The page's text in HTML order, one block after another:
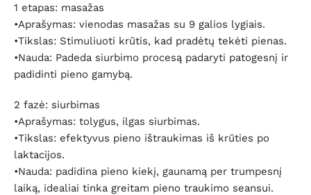
1 etapas: masažas
•Aprašymas: vienodas masažas su 9 galios lygiais.
•Tikslas: Stimuliuoti krūtis, kad pradėtų tekėti pienas.
•Nauda: Padeda siurbimo procesą padaryti patogesnį ir
padidinti pieno gamybą.
2 fazė: siurbimas
•Aprašymas: tolygus, ilgas siurbimas.
•Tikslas: efektyvus pieno ištraukimas iš krūties po
laktacijos.
•Nauda: padidina pieno kiekį, gaunamą per trumpesnį
laiką, idealiai tinka greitam pieno traukimo seansui.